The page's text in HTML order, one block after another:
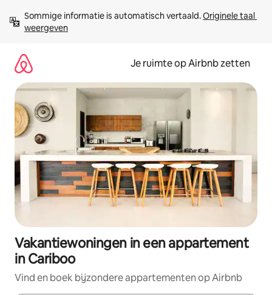
direct
naar
Sommige informatie is automatisch vertaald. Originele taal
weergeven
Je ruimte op Airbnb zetten
Vakantiewoningen in een appartement
in Cariboo
Vind en boek bijzondere appartementen op Airbnb